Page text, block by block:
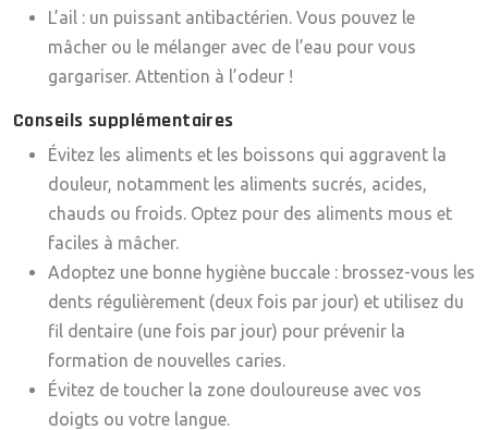
L’ail : un puissant antibactérien. Vous pouvez le
mâcher ou le mélanger avec de l’eau pour vous
gargariser. Attention à l’odeur !
Conseils supplémentaires
Évitez les aliments et les boissons qui aggravent la
douleur, notamment les aliments sucrés, acides,
chauds ou froids. Optez pour des aliments mous et
faciles à mâcher.
Adoptez une bonne hygiène buccale : brossez-vous les
dents régulièrement (deux fois par jour) et utilisez du
fil dentaire (une fois par jour) pour prévenir la
formation de nouvelles caries.
Évitez de toucher la zone douloureuse avec vos
doigts ou votre langue.